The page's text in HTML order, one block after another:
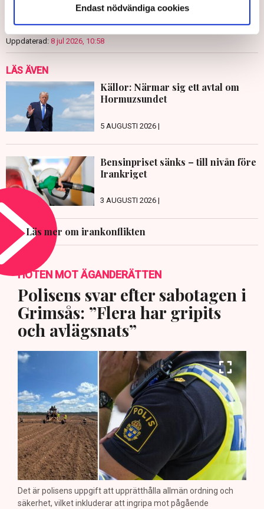
Endast nödvändiga cookies
Publicerad: 8 jul 2026, 06:56
Uppdaterad: 8 jul 2026, 10:58
LÄS ÄVEN
Källor: Närmar sig ett avtal om
Hormuzsundet
5 AUGUSTI 2026 |
Bensinpriset sänks – till nivån före
Irankriget
3 AUGUSTI 2026 |
Läs mer om irankonflikten
HOTEN MOT ÄGANDERÄTTEN
Polisens svar efter sabotagen i
Grimsås: ”Flera har gripits
och avlägsnats”
Det är polisens uppgift att upprätthålla allmän ordning och
säkerhet, vilket inkluderar att ingripa mot pågående